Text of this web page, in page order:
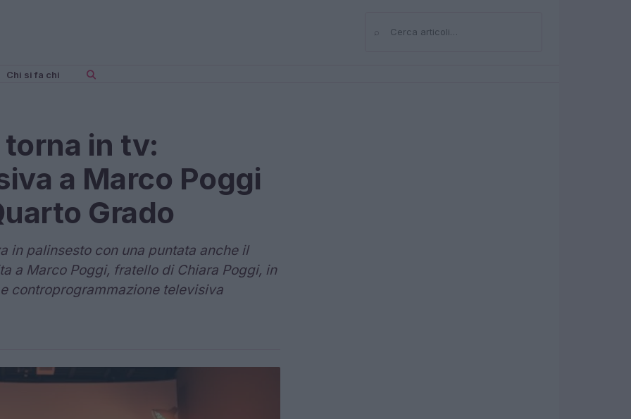
⌕Cerca
Chi si fa chi
in tv:
a Marco Poggi
Grado
in palinsesto con una puntata anche il
a Marco Poggi, fratello di Chiara Poggi, in
controprogrammazione televisiva